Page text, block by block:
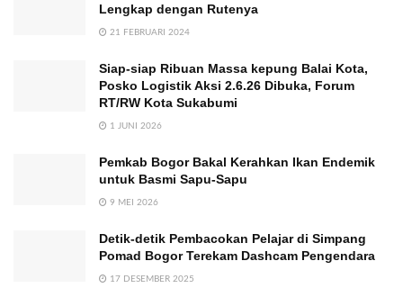
Lengkap dengan Rutenya
21 FEBRUARI 2024
Siap-siap Ribuan Massa kepung Balai Kota,
Posko Logistik Aksi 2.6.26 Dibuka, Forum
RT/RW Kota Sukabumi
1 JUNI 2026
Pemkab Bogor Bakal Kerahkan Ikan Endemik
untuk Basmi Sapu-Sapu
9 MEI 2026
Detik-detik Pembacokan Pelajar di Simpang
Pomad Bogor Terekam Dashcam Pengendara
17 DESEMBER 2025